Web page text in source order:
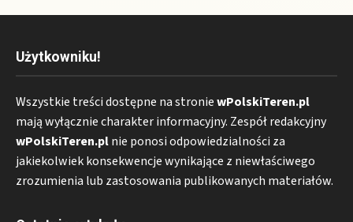
Użytkowniku!
Wszystkie treści dostępne na stroniewPolskiTeren.pl
mają wyłącznie charakter informacyjny. Zespół redakcyjny
wPolskiTeren.plnie ponosi odpowiedzialności za
jakiekolwiek konsekwencje wynikające z niewłaściwego
zrozumienia lub zastosowania publikowanych materiałów.